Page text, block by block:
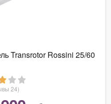
Transrotor Rossini 25/60
24)